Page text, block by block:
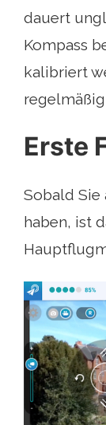
dauert
Kompass
kalibriert
Erste
Sobald
haben, ist